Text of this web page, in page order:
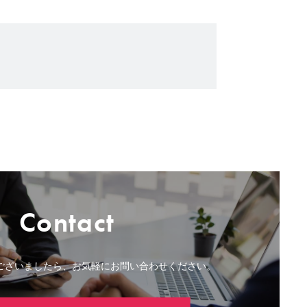
Contact
ざいましたら、お気軽にお問い合わせください。